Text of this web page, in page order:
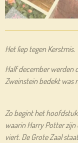
Het liep tegen Kerstmis.
Half december werden
Zweinstein bedekt was
Zo begint het hoofdstuk
waarin Harry Potter
viert. De Grote Zaal